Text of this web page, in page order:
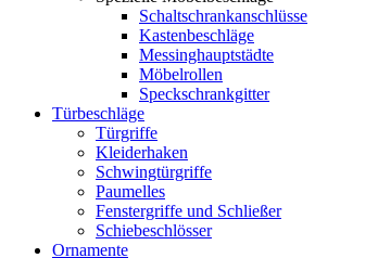
Schaltschrankanschlüsse
Kastenbeschläge
Messinghauptstädte
Möbelrollen
Speckschrankgitter
Türbeschläge
Türgriffe
Kleiderhaken
Schwingtürgriffe
Paumelles
Fenstergriffe und Schließer
Schiebeschlösser
Ornamente